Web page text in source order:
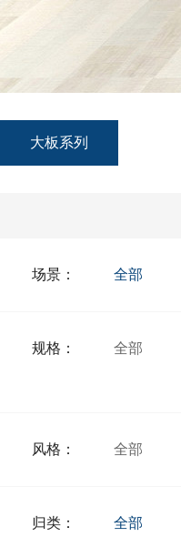
大板系列
场景： 全部
规格： 全部
风格： 全部
归类： 全部